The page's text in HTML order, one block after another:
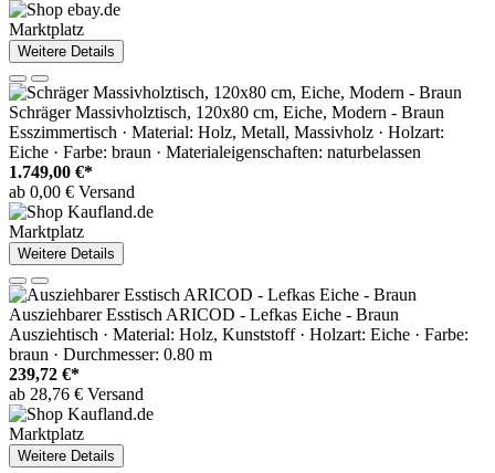
Marktplatz
Weitere Details
Schräger Massivholztisch, 120x80 cm, Eiche, Modern - Braun
Esszimmertisch · Material: Holz, Metall, Massivholz · Holzart:
Eiche · Farbe: braun · Materialeigenschaften: naturbelassen
1.749,00 €*
ab 0,00 € Versand
Marktplatz
Weitere Details
Ausziehbarer Esstisch ARICOD - Lefkas Eiche - Braun
Ausziehtisch · Material: Holz, Kunststoff · Holzart: Eiche · Farbe:
braun · Durchmesser: 0.80 m
239,72 €*
ab 28,76 € Versand
Marktplatz
Weitere Details